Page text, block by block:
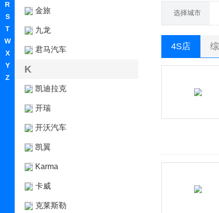
R
S
T
W
X
Y
Z
金旅
九龙
君马汽车
K
凯迪拉克
开瑞
开沃汽车
凯翼
Karma
卡威
克莱斯勒
选择城市
4S店